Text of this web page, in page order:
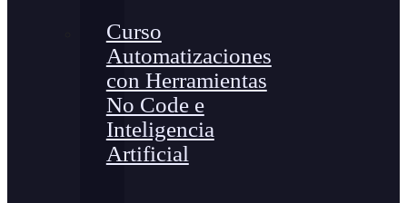
Curso
Automatizaciones
con Herramientas
No Code e
Inteligencia
Artificial